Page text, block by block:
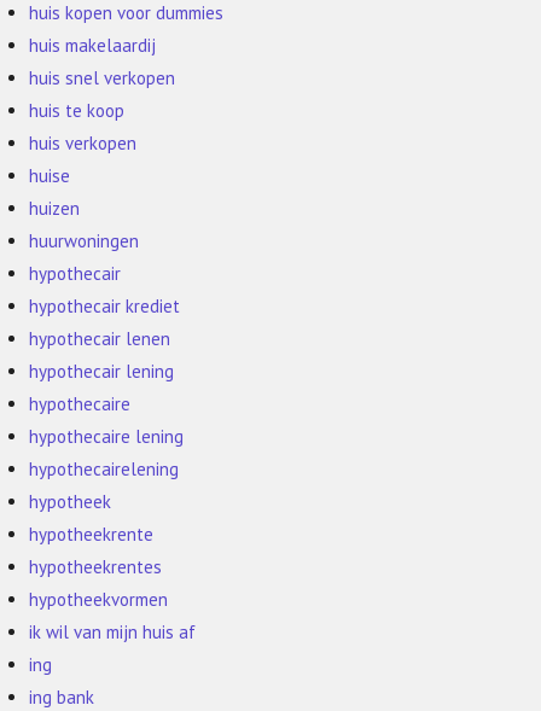
huis kopen voor dummies
huis makelaardij
huis snel verkopen
huis te koop
huis verkopen
huise
huizen
huurwoningen
hypothecair
hypothecair krediet
hypothecair lenen
hypothecair lening
hypothecaire
hypothecaire lening
hypothecairelening
hypotheek
hypotheekrente
hypotheekrentes
hypotheekvormen
ik wil van mijn huis af
ing
ing bank